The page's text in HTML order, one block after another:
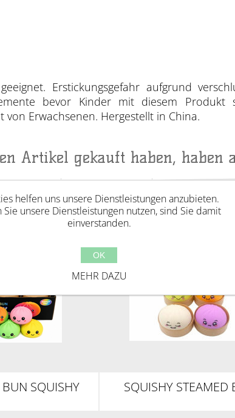
Erstickungsgefahr aufgrund
bevor Kinder mit diesem Produkt
Erwachsenen. Hergestellt in China.
Artikel gekauft haben, haben
SQUISHY
SQUISHY STEAMED
helfen uns unsere Dienstleistungen anzubieten.
Sie unsere Dienstleistungen nutzen, sind Sie damit
einverstanden.
OK
MEHR DAZU